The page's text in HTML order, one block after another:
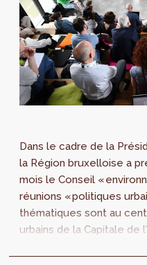
Dans le cadre de la
la Région bruxelloise a
mois le Conseil «
réunions « politiques
thématiques sont au
urbains de la Capitale de